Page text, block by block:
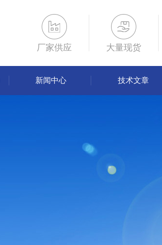
厂家供应 大量现货
新闻中心 技术文章